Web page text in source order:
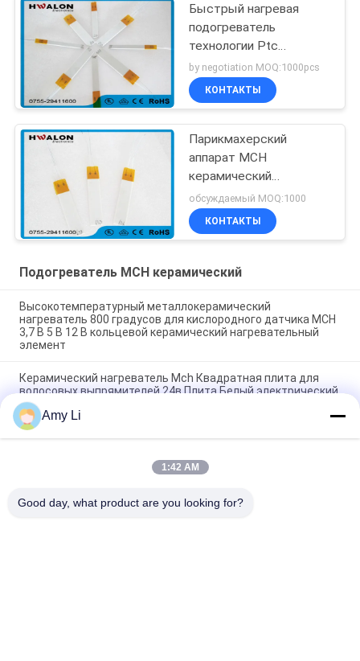
Быстрый нагревая
подогреватель
технологии Ptc
скорости для
раскручивателя/Curler
волос
by negotiation MOQ:1000pcs
КОНТАКТЫ
Парикмахерский
аппарат MCH
керамический
нагреватель
обсуждаемый MOQ:1000
КОНТАКТЫ
Подогреватель MCH керамический
Высокотемпературный металлокерамический
нагреватель 800 градусов для кислородного датчика MCH
3,7 В 5 В 12 В кольцевой керамический нагревательный
элемент
Керамический нагреватель Mch Квадратная плита для
волосовых выпрямителей 24в Плита Белый электрический
керамический нагреватель для медицинских машин MCH
Изолированный резистор
нагрева MCH Сухое отопление 100°C-230°C 500°C-700°C
Электрический нагреватель для выпрямления волос 230R
Amy Li
1:42 AM
Good day, what product are you looking for?